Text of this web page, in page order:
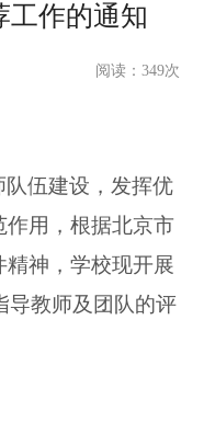
工作的通知
阅读：349次
伍建设，发挥优
用，根据北京市
神，学校现开展
导教师及团队的评